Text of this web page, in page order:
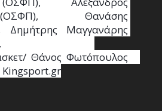
Θανάσης
Δημήτρης Μαγγανάρης
Θάνος Φωτόπουλος
Κingsport.gr